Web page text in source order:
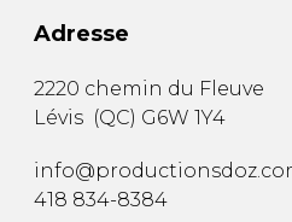
Adresse
2220 chemin du Fleuve
Lévis (QC) G6W 1Y4
418 834-8384